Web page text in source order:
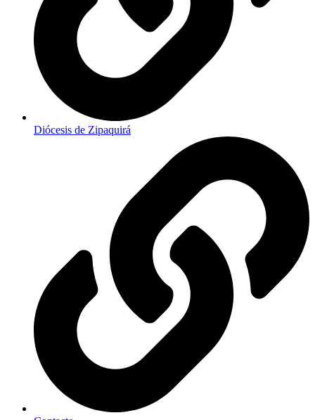
Diócesis de Zipaquirá